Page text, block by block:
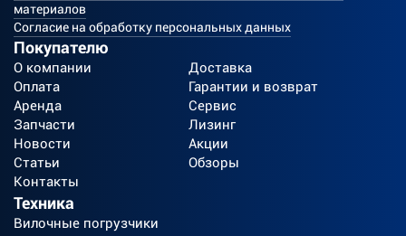
материалов
Согласие на обработку персональных данных
Покупателю
О компании
Доставка
Оплата
Гарантии и возврат
Аренда
Сервис
Запчасти
Лизинг
Новости
Акции
Статьи
Обзоры
Контакты
Техника
Вилочные погрузчики